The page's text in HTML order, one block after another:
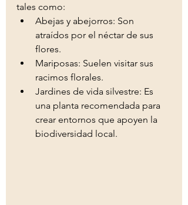
tales como:
Abejas y abejorros: Son
atraídos por el néctar de sus
flores.
Mariposas: Suelen visitar sus
racimos florales.
Jardines de vida silvestre: Es
una planta recomendada para
crear entornos que apoyen la
biodiversidad local.